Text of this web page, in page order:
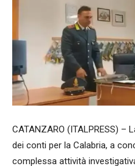
CATANZARO (ITALPRESS) –
dei conti per la Calabria, a
complessa attività